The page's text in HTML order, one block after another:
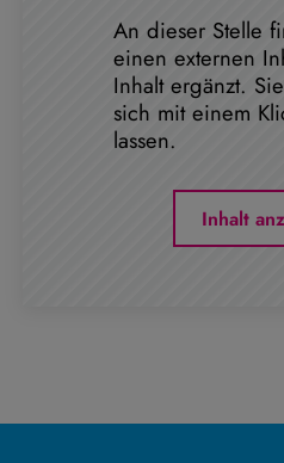
An dieser Stelle
einen externen
Inhalt ergänzt.
sich mit einem
lassen.
Inhalt